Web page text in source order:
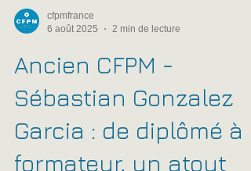
6 août 2025
2 min de lecture
Ancien CFPM -